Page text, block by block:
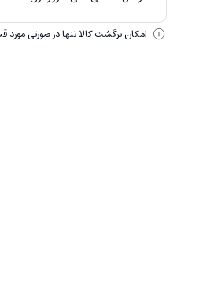
امکان برگشت کالا تنها در صورتی